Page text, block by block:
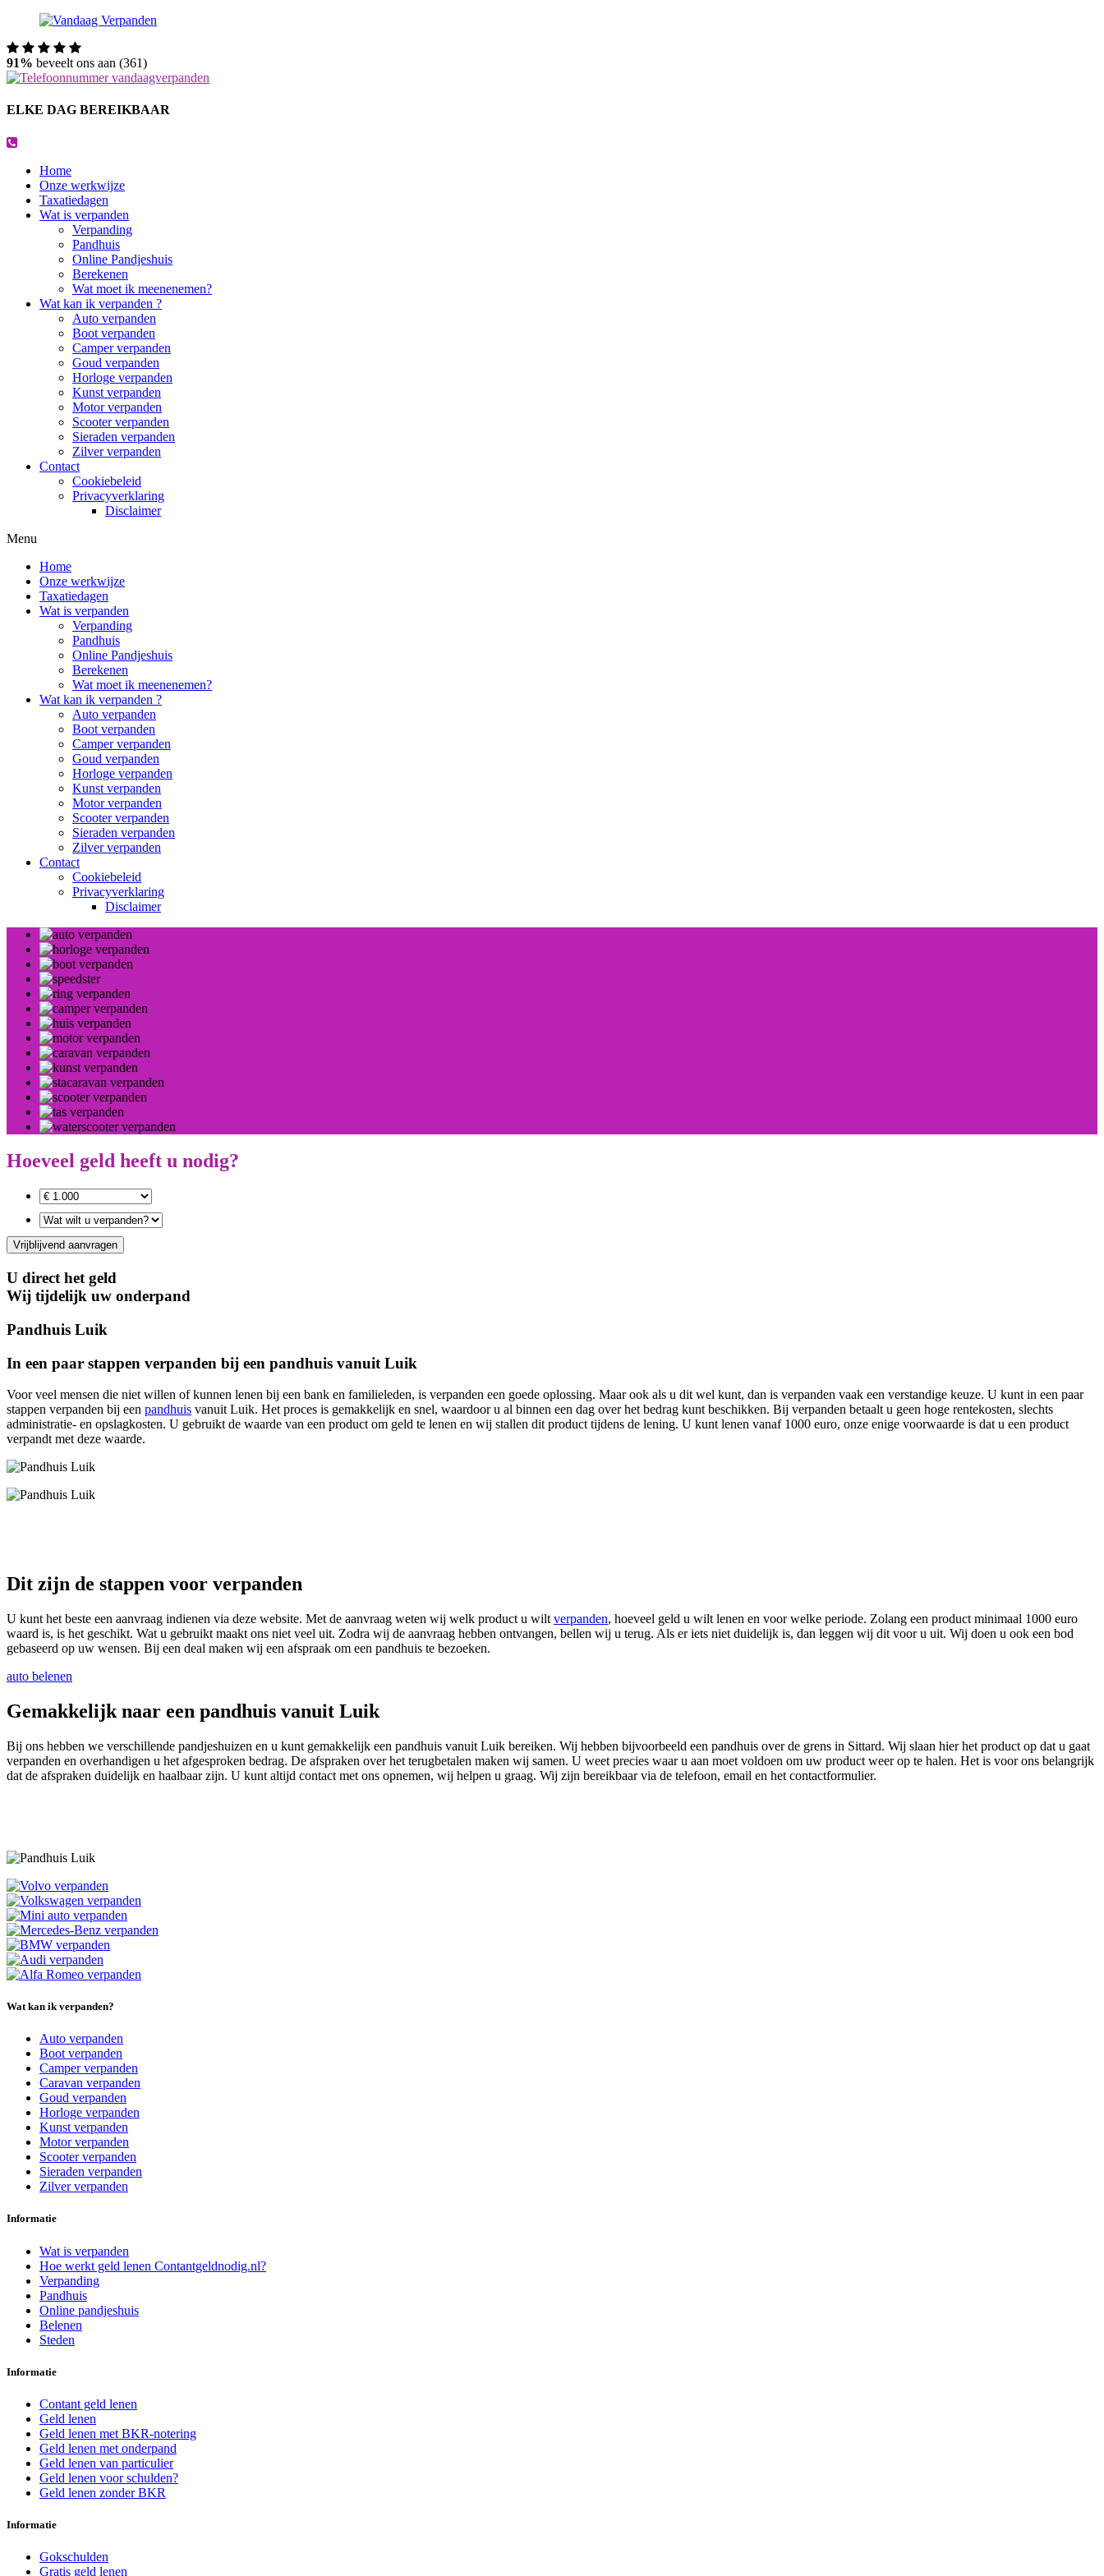
91% beveelt ons aan (361)
ELKE DAG BEREIKBAAR
Home
Onze werkwijze
Taxatiedagen
Wat is verpanden
Verpanding
Pandhuis
Online Pandjeshuis
Berekenen
Wat moet ik meenenemen?
Wat kan ik verpanden ?
Auto verpanden
Boot verpanden
Camper verpanden
Goud verpanden
Horloge verpanden
Kunst verpanden
Motor verpanden
Scooter verpanden
Sieraden verpanden
Zilver verpanden
Contact
Cookiebeleid
Privacyverklaring
Disclaimer
Menu
Home
Onze werkwijze
Taxatiedagen
Wat is verpanden
Verpanding
Pandhuis
Online Pandjeshuis
Berekenen
Wat moet ik meenenemen?
Wat kan ik verpanden ?
Auto verpanden
Boot verpanden
Camper verpanden
Goud verpanden
Horloge verpanden
Kunst verpanden
Motor verpanden
Scooter verpanden
Sieraden verpanden
Zilver verpanden
Contact
Cookiebeleid
Privacyverklaring
Disclaimer
Hoeveel geld heeft u nodig?
Vrijblijvend aanvragen
U direct het geld
Wij tijdelijk uw onderpand
Pandhuis Luik
In een paar stappen verpanden bij een pandhuis vanuit Luik
Voor veel mensen die niet willen of kunnen lenen bij een bank en familieleden, is verpanden een goede oplossing. Maar ook als u dit wel kunt, dan is verpanden vaak een verstandige keuze. U kunt in een paar
stappen verpanden bij een pandhuis vanuit Luik. Het proces is gemakkelijk en snel, waardoor u al binnen een dag over het bedrag kunt beschikken. Bij verpanden betaalt u geen hoge rentekosten, slechts
administratie- en opslagkosten. U gebruikt de waarde van een product om geld te lenen en wij stallen dit product tijdens de lening. U kunt lenen vanaf 1000 euro, onze enige voorwaarde is dat u een product
verpandt met deze waarde.
Dit zijn de stappen voor verpanden
U kunt het beste een aanvraag indienen via deze website. Met de aanvraag weten wij welk product u wilt verpanden, hoeveel geld u wilt lenen en voor welke periode. Zolang een product minimaal 1000 euro
waard is, is het geschikt. Wat u gebruikt maakt ons niet veel uit. Zodra wij de aanvraag hebben ontvangen, bellen wij u terug. Als er iets niet duidelijk is, dan leggen wij dit voor u uit. Wij doen u ook een bod
gebaseerd op uw wensen. Bij een deal maken wij een afspraak om een pandhuis te bezoeken.
auto belenen
Gemakkelijk naar een pandhuis vanuit Luik
Bij ons hebben we verschillende pandjeshuizen en u kunt gemakkelijk een pandhuis vanuit Luik bereiken. Wij hebben bijvoorbeeld een pandhuis over de grens in Sittard. Wij slaan hier het product op dat u gaat
verpanden en overhandigen u het afgesproken bedrag. De afspraken over het terugbetalen maken wij samen. U weet precies waar u aan moet voldoen om uw product weer op te halen. Het is voor ons belangrijk
dat de afspraken duidelijk en haalbaar zijn. U kunt altijd contact met ons opnemen, wij helpen u graag. Wij zijn bereikbaar via de telefoon, email en het contactformulier.
Wat kan ik verpanden?
Auto verpanden
Boot verpanden
Camper verpanden
Caravan verpanden
Goud verpanden
Horloge verpanden
Kunst verpanden
Motor verpanden
Scooter verpanden
Sieraden verpanden
Zilver verpanden
Informatie
Wat is verpanden
Hoe werkt geld lenen Contantgeldnodig.nl?
Verpanding
Pandhuis
Online pandjeshuis
Belenen
Steden
Informatie
Contant geld lenen
Geld lenen
Geld lenen met BKR-notering
Geld lenen met onderpand
Geld lenen van particulier
Geld lenen voor schulden?
Geld lenen zonder BKR
Informatie
Gokschulden
Gratis geld lenen